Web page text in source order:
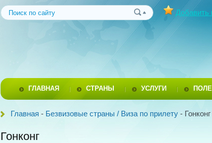
Добавить
ГЛАВНАЯ СТРАНЫ УСЛУГИ
Главная - Безвизовые страны / Виза по прилету - Гонконг
Гонконг